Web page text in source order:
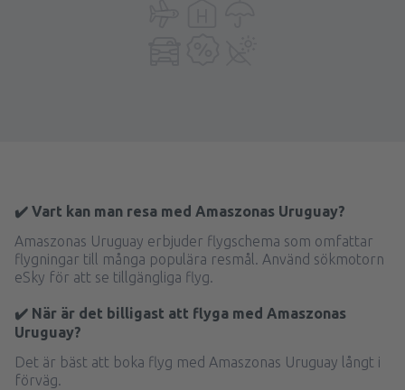
✔️ Vart kan man resa med Amaszonas Uruguay?
Amaszonas Uruguay erbjuder flygschema som omfattar
flygningar till många populära resmål. Använd sökmotorn
eSky för att se tillgängliga flyg.
✔️ När är det billigast att flyga med Amaszonas
Uruguay?
Det är bäst att boka flyg med Amaszonas Uruguay långt i
förväg.